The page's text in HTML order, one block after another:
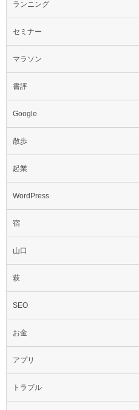
ランニング
セミナー
マラソン
書評
Google
散歩
起業
WordPress
宿
山口
萩
SEO
お金
アプリ
トラブル